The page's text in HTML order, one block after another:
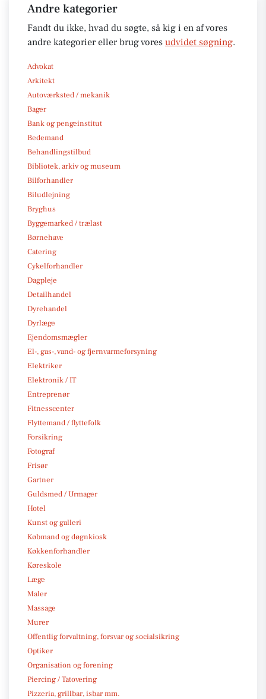
Andre kategorier
Fandt du ikke, hvad du søgte, så kig i en af vores
andre kategorier eller brug vores udvidet søgning.
Advokat
Arkitekt
Autoværksted / mekanik
Bager
Bank og pengeinstitut
Bedemand
Behandlingstilbud
Bibliotek, arkiv og museum
Bilforhandler
Biludlejning
Bryghus
Byggemarked / trælast
Børnehave
Catering
Cykelforhandler
Dagpleje
Detailhandel
Dyrehandel
Dyrlæge
Ejendomsmægler
El-, gas-, vand- og fjernvarmeforsyning
Elektriker
Elektronik / IT
Entreprenør
Fitnesscenter
Flyttemand / flyttefolk
Forsikring
Fotograf
Frisør
Gartner
Guldsmed / Urmager
Hotel
Kunst og galleri
Købmand og døgnkiosk
Køkkenforhandler
Køreskole
Læge
Maler
Massage
Murer
Offentlig forvaltning, forsvar og socialsikring
Optiker
Organisation og forening
Piercing / Tatovering
Pizzeria, grillbar, isbar mm.